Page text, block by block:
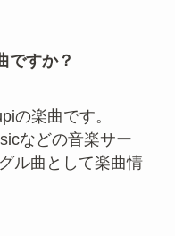
ですか？
の楽曲です。
などの音楽サー
ル曲として楽曲情